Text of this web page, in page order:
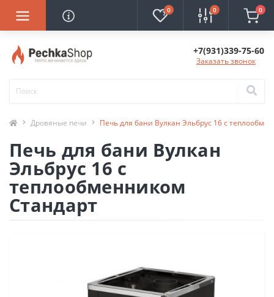
0 0 0
+7(931)339-75-60
Заказать звонок
Дровяные печи Печь для бани Вулкан Эльбрус 16 с
Печь для бани Вулкан
Эльбрус 16 с
теплообменником
Стандарт